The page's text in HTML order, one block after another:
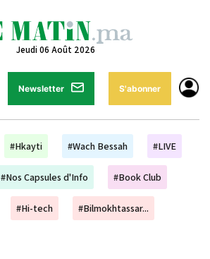
Jeudi 06 Août 2026
Newsletter S'abonner
#Hkayti #Wach Bessah #LIVE
#Nos Capsules d'Info #Book Club
#Hi-tech #Bilmokhtassar...